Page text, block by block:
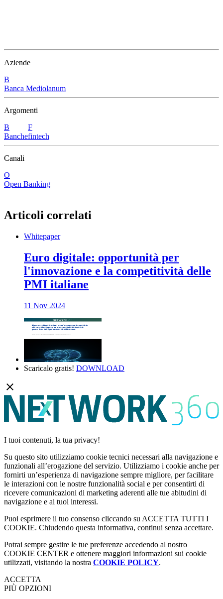
Aziende
B
Banca Mediolanum
Argomenti
B
Banche
F
fintech
Canali
O
Open Banking
Articoli correlati
Whitepaper
Euro digitale: opportunità per
l'innovazione e la competitività delle
PMI italiane
11 Nov 2024
Scaricalo gratis! DOWNLOAD
I tuoi contenuti, la tua privacy!
Su questo sito utilizziamo cookie tecnici necessari alla navigazione e
funzionali all’erogazione del servizio. Utilizziamo i cookie anche per
fornirti un’esperienza di navigazione sempre migliore, per facilitare
le interazioni con le nostre funzionalità social e per consentirti di
ricevere comunicazioni di marketing aderenti alle tue abitudini di
navigazione e ai tuoi interessi.
Puoi esprimere il tuo consenso cliccando su ACCETTA TUTTI I
COOKIE. Chiudendo questa informativa, continui senza accettare.
Potrai sempre gestire le tue preferenze accedendo al nostro
COOKIE CENTER e ottenere maggiori informazioni sui cookie
utilizzati, visitando la nostra COOKIE POLICY.
ACCETTA
PIÙ OPZIONI